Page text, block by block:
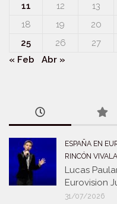
11
12 13
18
19 20
25
26 27
« Feb
Abr »
ESPAÑA EN
RINCÓN
Lucas
Eurovision
31/07/2026